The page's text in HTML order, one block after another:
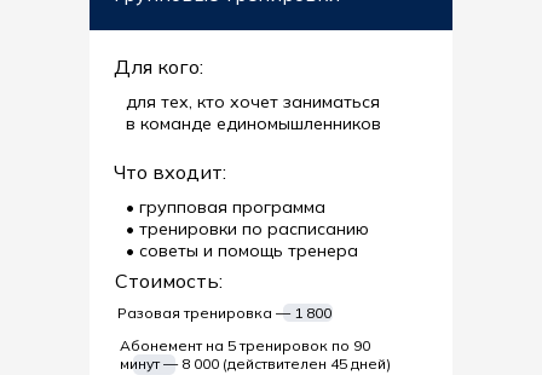
Для кого:
для тех, кто хочет заниматься
в команде единомышленников
Стоимость:
Разовая тренировка — 1 800
Абонемент на 5 тренировок по 90
минут — 8 000 (действителен 45 дней)
Что входит:
• групповая программа
• тренировки по расписанию
• советы и помощь тренера